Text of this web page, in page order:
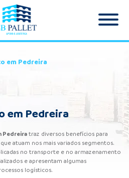
em Pedreira
em Pedreira
Pedreira traz diversos benefícios para
atuam nos mais variados segmentos.
no transporte e no armazenamento
e apresentam algumas
logísticos.